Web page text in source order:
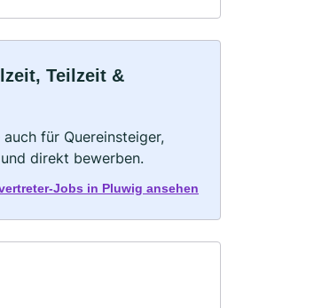
Teilzeit &
für Quereinsteiger,
direkt bewerben.
Jobs in Pluwig ansehen